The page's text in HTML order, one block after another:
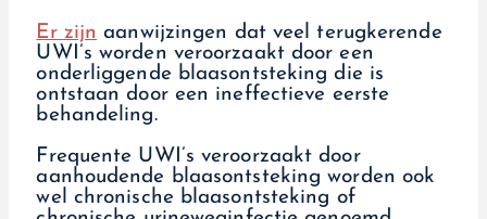
Er zijn aanwijzingen dat veel terugkerende
UWI’s worden veroorzaakt door een
onderliggende blaasontsteking die is
ontstaan door een ineffectieve eerste
behandeling.
Frequente UWI’s veroorzaakt door
aanhoudende blaasontsteking worden ook
wel chronische blaasontsteking of